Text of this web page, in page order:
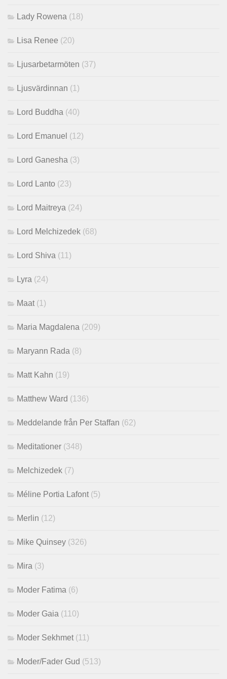
Lady Rowena (18)
Lisa Renee (20)
Ljusarbetarmöten (37)
Ljusvärdinnan (1)
Lord Buddha (40)
Lord Emanuel (12)
Lord Ganesha (3)
Lord Lanto (23)
Lord Maitreya (24)
Lord Melchizedek (68)
Lord Shiva (11)
Lyra (24)
Maat (1)
Maria Magdalena (209)
Maryann Rada (8)
Matt Kahn (19)
Matthew Ward (136)
Meddelande från Per Staffan (62)
Meditationer (348)
Melchizedek (7)
Méline Portia Lafont (5)
Merlin (12)
Mike Quinsey (326)
Mira (3)
Moder Fatima (6)
Moder Gaia (110)
Moder Sekhmet (11)
Moder/Fader Gud (513)